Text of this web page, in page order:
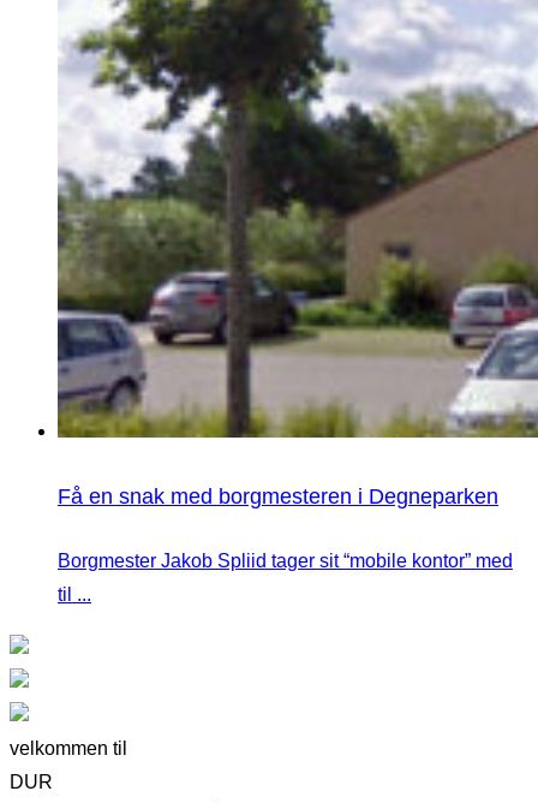
Få en snak med borgmesteren i Degneparken
Borgmester Jakob Spliid tager sit “mobile kontor” med
til ...
velkommen til
DUR